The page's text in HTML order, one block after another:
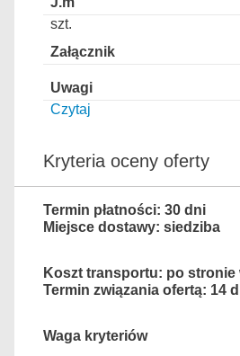
szt.
Czytaj
Kryteria oceny oferty
Termin płatności: 30 dni
Miejsce dostawy: siedziba
Koszt transportu: po stronie
Termin związania ofertą: 14
Waga kryteriów